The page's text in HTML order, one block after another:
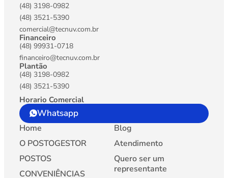
(48) 3198-0982
(48) 3521-5390
comercial@tecnuv.com.br
Financeiro
(48) 99931-0718
financeiro@tecnuv.com.br
Plantão
(48) 3198-0982
(48) 3521-5390
Horario Comercial
Whatsapp
Home
O POSTOGESTOR
POSTOS
CONVENIÊNCIAS
Blog
Atendimento
Quero ser um
representante